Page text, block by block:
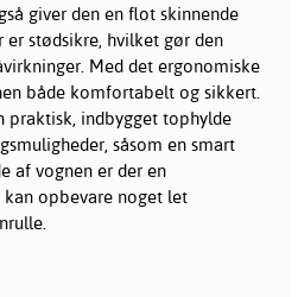
giver den en flot skinnende
er stødsikre, hvilket gør den
Med det ergonomiske
både komfortabelt og sikkert.
praktisk, indbygget tophylde
såsom en smart
af vognen er der en
kan opbevare noget let